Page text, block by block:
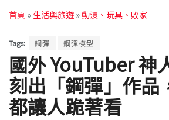
首頁 » 生活與旅遊 » 動漫、玩具、敗家
Tags: 鋼彈 鋼彈模型
國外 YouTuber 神
刻出「鋼彈」作品
都讓人跪著看